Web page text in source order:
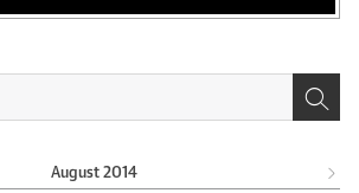
August 2014